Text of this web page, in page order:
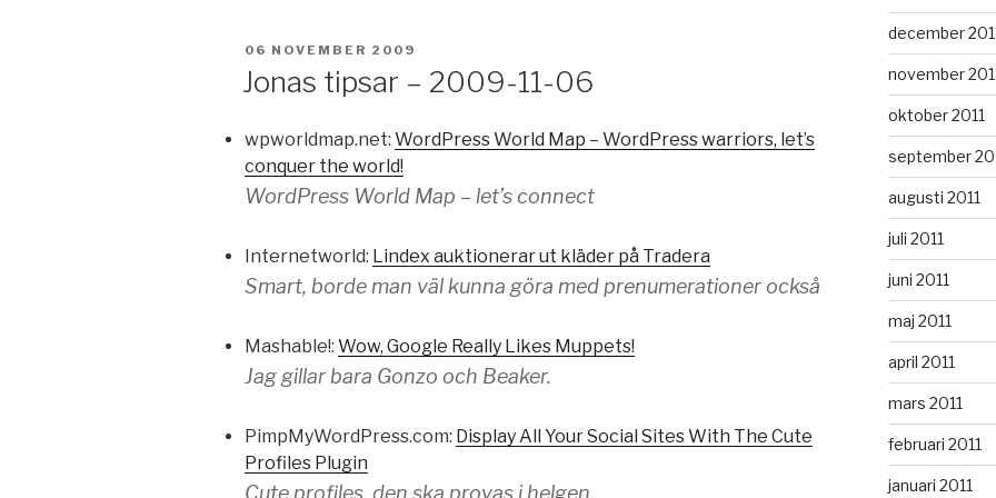
PUBLICERAT
06 NOVEMBER 2009
Jonas tipsar – 2009-11-06
wpworldmap.net: WordPress World Map – WordPress warriors, let’s
conquer the world!
WordPress World Map – let’s connect
Internetworld: Lindex auktionerar ut kläder på Tradera
Smart, borde man väl kunna göra med prenumerationer också
Mashable!: Wow, Google Really Likes Muppets!
Jag gillar bara Gonzo och Beaker.
PimpMyWordPress.com: Display All Your Social Sites With The Cute
Profiles Plugin
Cute profiles, den ska provas i helgen.
december
november
oktober 2011
september
augusti 2011
juli 2011
juni 2011
maj 2011
april 2011
mars 2011
februari 2011
januari 2011